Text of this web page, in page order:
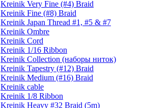
Kreinik Very Fine (#4) Braid
Kreinik Fine (#8) Braid
Kreinik Japan Thread #1, #5 & #7
Kreinik Ombre
Kreinik Cord
Kreinik 1/16 Ribbon
Kreinik Collection (наборы ниток)
Kreinik Tapestry (#12) Braid
Kreinik Medium (#16) Braid
Kreinik cable
Kreinik 1/8 Ribbon
Kreinik Heavy #32 Braid (5m)